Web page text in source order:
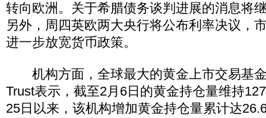
转向欧洲。关于希腊债务谈判进展的消息将
另外，周四英欧两大央行将公布利率决议，
进一步放宽货币政策。
机构方面，全球最大的黄金上市交易基
Trust表示，截至2月6日的黄金持仓量维持
25日以来，该机构增加黄金持仓量累计达